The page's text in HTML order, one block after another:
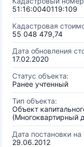
51:16:0040119:109
Кадастровая
55 048 479,74
Дата обновления
17.02.2020
Статус объекта:
Ранее учтенный
Тип объекта:
Объект
(Многоквартирный
Дата постановки на
29.06.2012